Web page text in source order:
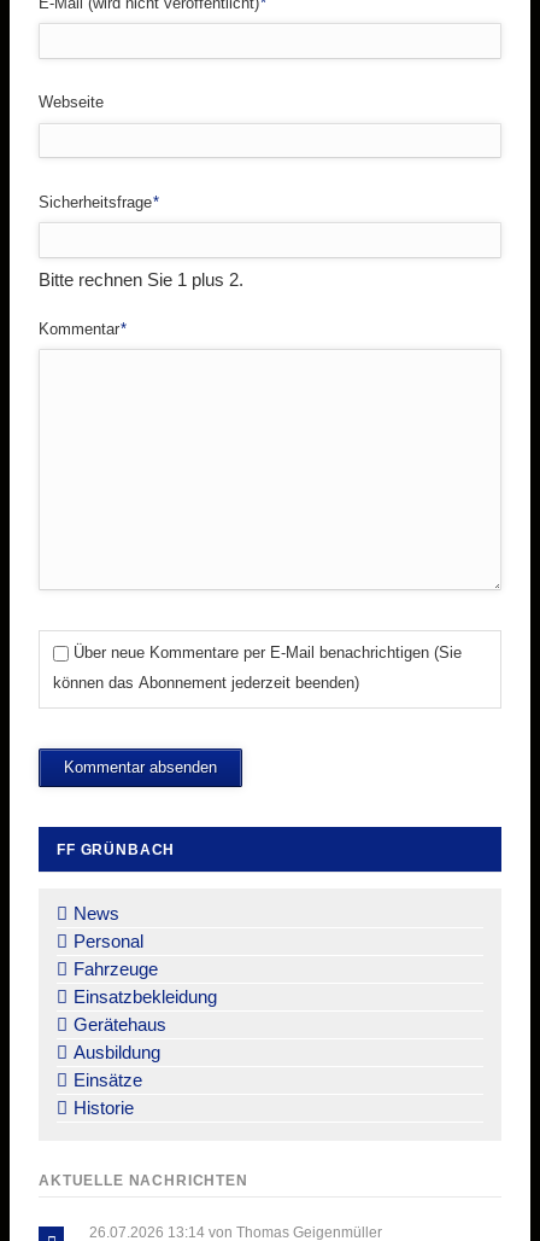
Webseite
Pflichtfeld
Sicherheitsfrage*
Bitte rechnen Sie 1 plus 2.
Pflichtfeld
Kommentar*
Über neue Kommentare per E-Mail benachrichtigen (Sie
können das Abonnement jederzeit beenden)
Kommentar absenden
FF GRÜNBACH
überspringen
News
Personal
Fahrzeuge
Einsatzbekleidung
Gerätehaus
Ausbildung
Einsätze
Historie
AKTUELLE NACHRICHTEN
26.07.2026 13:14von Thomas Geigenmüller